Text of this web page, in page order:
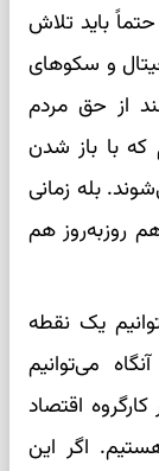
باید تلاش
و سکوهای
از حق مردم
که با باز شدن
بله زمانی
روزبه‌روز هم
یک نقطه
می‌توانیم
اقتصاد
اگر این